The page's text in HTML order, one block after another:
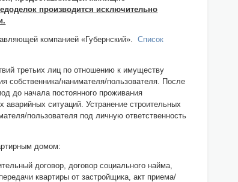
производится исключительно
компанией «Губернский».Список
третьих лиц по отношению к имуществу
собственника/нанимателя/пользователя. После
до начала постоянного проживания
ситуаций. Устранение строительных
пользователя под личную ответственность
домом:
договор, договор социального найма,
квартиры от застройщика, акт приема/